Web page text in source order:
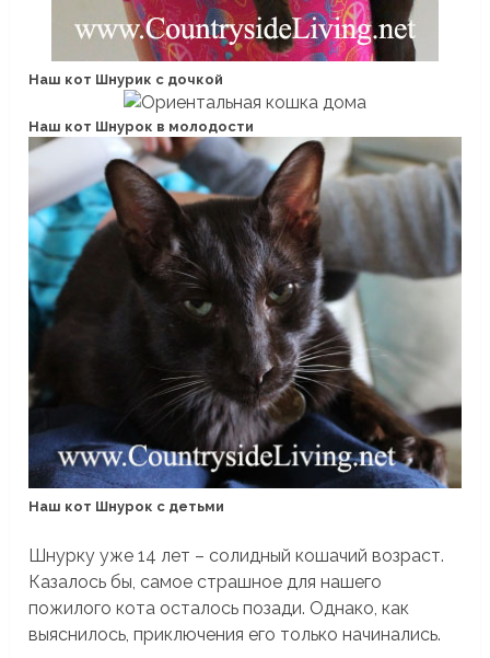
Наш кот Шнурик с дочкой
Наш кот Шнурок в молодости
Наш кот Шнурок с детьми
Шнурку уже 14 лет – солидный кошачий возраст.
Казалось бы, самое страшное для нашего
пожилого кота осталось позади. Однако, как
выяснилось, приключения его только начинались.